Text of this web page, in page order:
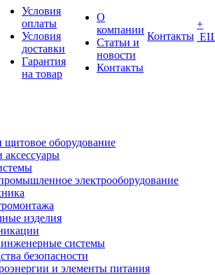
Условия
оплаты
Условия
доставки
Гарантия
на товар
О
компании
Статьи и
новости
Контакты
Контакты
+
щитовое оборудование
аксессуары
электрооборудование
изделия
системы
безопасности
и элементы питания